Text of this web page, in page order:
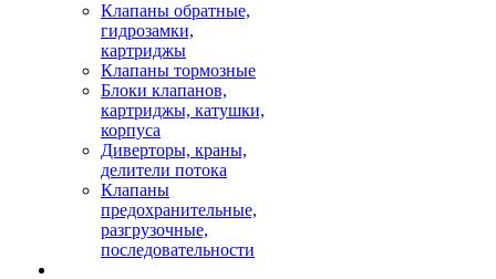
Клапаны обратные,
гидрозамки,
картриджы
Клапаны тормозные
Блоки клапанов,
картриджы, катушки,
корпуса
Диверторы, краны,
делители потока
Клапаны
предохранительные,
разгрузочные,
последовательности